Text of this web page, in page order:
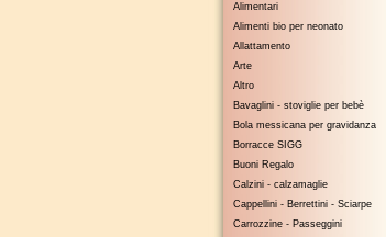
Alimentari
Alimenti bio per neonato
Allattamento
Arte
Altro
Bavaglini - stoviglie per bebè
Bola messicana per gravidanza
Borracce SIGG
Buoni Regalo
Calzini - calzamaglie
Cappellini - Berrettini - Sciarpe
Carrozzine - Passeggini